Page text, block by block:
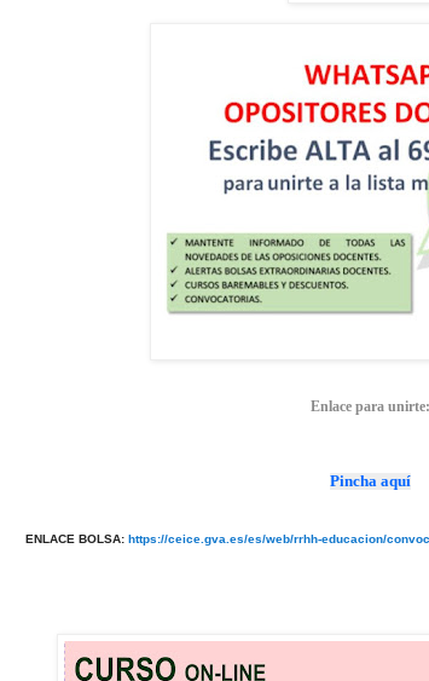
Enlace para unirte:
Pincha aquí
ENLACE BOLSA: https://ceice.gva.es/es/web/rrhh-educacion/